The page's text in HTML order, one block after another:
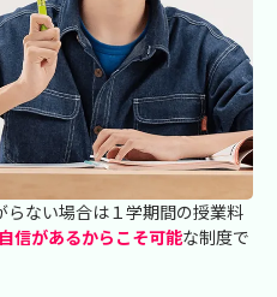
ない場合は１学期間の授業料
信があるからこそ可能な制度で